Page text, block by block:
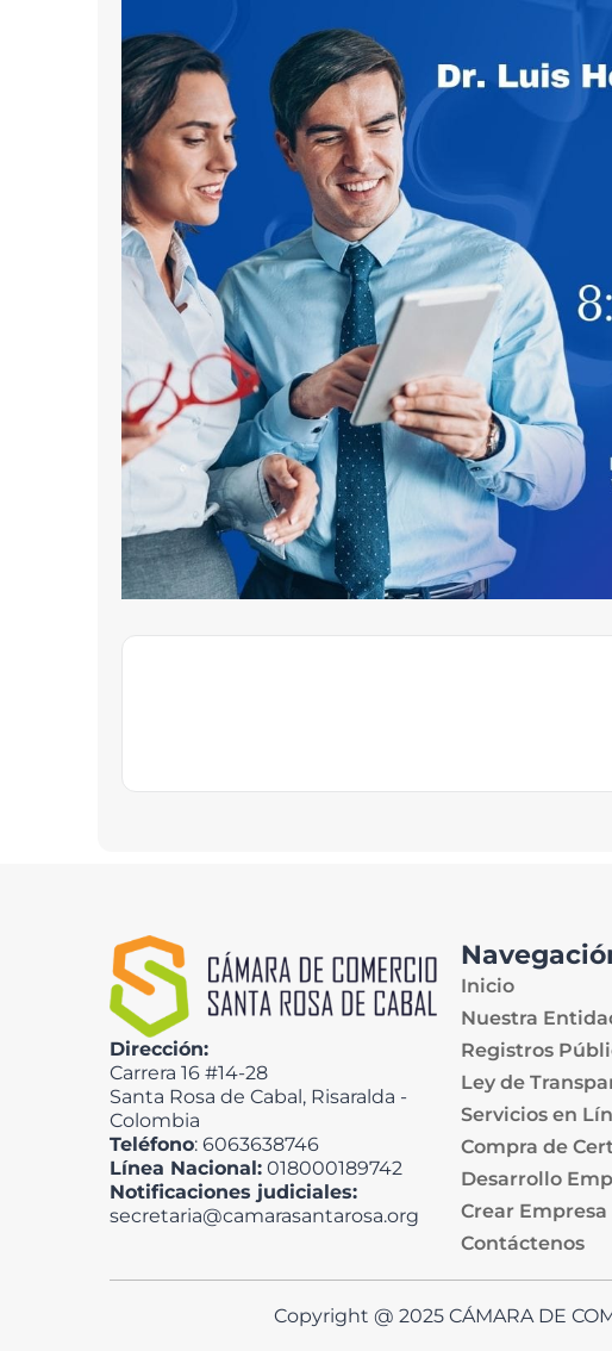
Dirección:
Carrera 16 #14-28
Santa Rosa de Cabal, Risaralda -
Colombia
Teléfono: 6063638746
Línea Nacional: 018000189742
Notificaciones judiciales:
secretaria@camarasantarosa.org
Inicio
Nuestra
Registros
Ley de
Servicios en
Compra de
Desarrollo
Crear Empresa
Contáctenos
Copyright @ 2025 CÁMARA DE